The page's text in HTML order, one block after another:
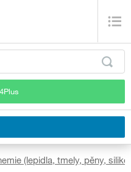
(lepidla, tmely, pěny,